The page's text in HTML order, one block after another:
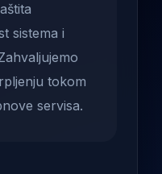
sistema i
tokom
servisa.